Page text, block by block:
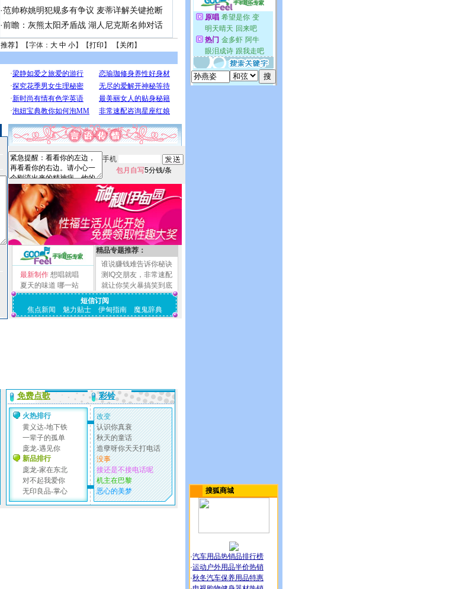
·范帅称姚明犯规多有争议 麦蒂详解关键抢断
·前瞻：灰熊太阳矛盾战 湖人尼克斯名帅对话
推荐】【字体： 大 中 小】【打印 】 【 关闭 】
手机
包月自写5分钱/条
最新制作 想唱就唱
夏天的味道 哪一站
精品专题推荐：
谁说赚钱难告诉你秘诀
测IQ交朋友，非常速配
就让你笑火暴搞笑到底
短信订阅
焦点新闻
魅力贴士 伊甸指南 魔鬼辞典
搜狐商城
·汽车用品热销品排行榜
·运动户外用品半价热销
·秋冬汽车保养用品特惠